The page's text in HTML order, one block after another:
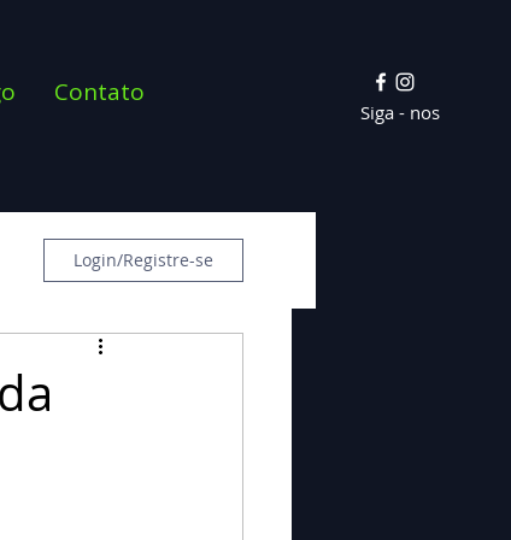
Contato
Siga - nos
Login/Registre-se